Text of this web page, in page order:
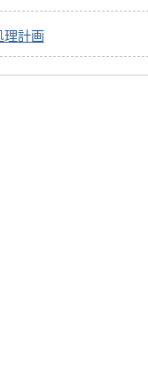
理計画